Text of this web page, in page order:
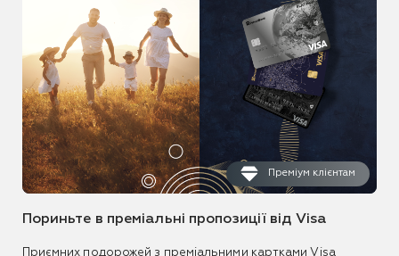
Преміум клієнтам
Пориньте в преміальні пропозиції від Visa
Приємних подорожей з преміальними картками Visa